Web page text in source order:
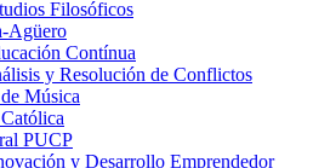
Filosóficos
Agüero
Contínua
y Resolución de Conflictos
Música
PUCP
y Desarrollo Emprendedor